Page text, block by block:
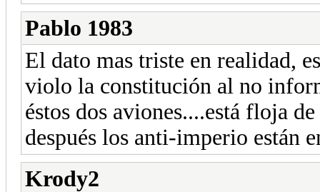
Pablo 1983
El dato mas triste en realidad,
violo la constitución al no
éstos dos aviones....está floja
después los anti-imperio están
Krody2